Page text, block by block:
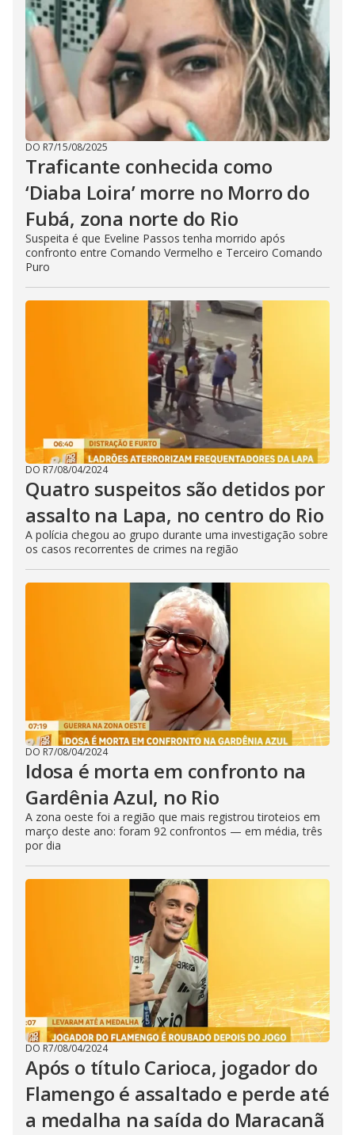
DO R7/15/08/2025
Traficante conhecida como
‘Diaba Loira’ morre no Morro do
Fubá, zona norte do Rio
Suspeita é que Eveline Passos tenha morrido após
confronto entre Comando Vermelho e Terceiro Comando
Puro
DO R7/08/04/2024
Quatro suspeitos são detidos por
assalto na Lapa, no centro do Rio
A polícia chegou ao grupo durante uma investigação sobre
os casos recorrentes de crimes na região
DO R7/08/04/2024
Idosa é morta em confronto na
Gardênia Azul, no Rio
A zona oeste foi a região que mais registrou tiroteios em
março deste ano: foram 92 confrontos — em média, três
por dia
DO R7/08/04/2024
Após o título Carioca, jogador do
Flamengo é assaltado e perde até
a medalha na saída do Maracanã